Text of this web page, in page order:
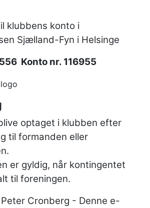
klubbens konto i
Sjælland-Fyn i Helsinge
Konto nr. 116955
optaget i klubben efter
til formanden eller
er gyldig, når kontingentet
til foreningen.
Cronberg - Denne e-